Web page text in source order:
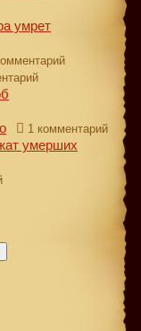
умрет
1 комментарий
умерших